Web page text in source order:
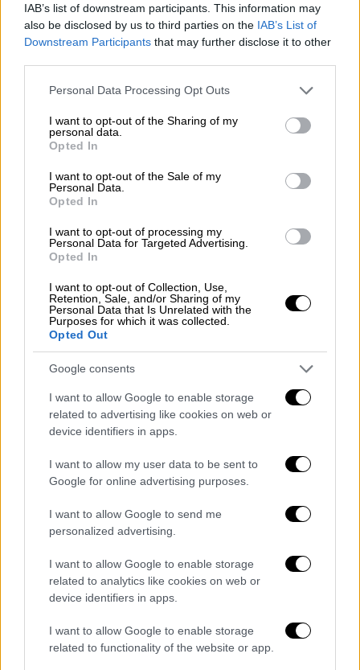
IAB’s list of downstream participants. This information may
also be disclosed by us to third parties on the IAB’s List of
Downstream Participants that may further disclose it to other
Please note that this website/app uses one or more Google
not limited to your visit or usage behaviour. You may click to
grant or deny consent to Google and its third-party tags to
use your data for below specified purposes in below Google
consent section.
Personal Data Processing Opt Outs
I want to opt-out of the Sharing of my
personal data.
Opted In
I want to opt-out of the Sale of my
Personal Data.
Opted In
I want to opt-out of processing my
Personal Data for Targeted Advertising.
Opted In
I want to opt-out of Collection, Use,
Retention, Sale, and/or Sharing of my
Personal Data that Is Unrelated with the
Purposes for which it was collected.
Opted Out
Google consents
I want to allow Google to enable storage
related to advertising like cookies on web or
device identifiers in apps.
I want to allow my user data to be sent to
Google for online advertising purposes.
I want to allow Google to send me
personalized advertising.
I want to allow Google to enable storage
related to analytics like cookies on web or
device identifiers in apps.
I want to allow Google to enable storage
related to functionality of the website or app.
Το πρόβλημα με τους χυμούς – Γιατί
είναι καλύτερο να καταναλώνετε
ολόκληρα φρούτα και λαχανικά
Το
μεγαλύτερο ζήτημα με τους χυμούς είναι
που αφαιρείται και χάνεται κατά τη
διαδικασία του στυψίματος. Κάποιες, λίγες
διαλυτές ίνες θα παραμείνουν, αλλά η
πλειονότητα των αδιάλυτων ινών
αφαιρείται. Ωστόσο, σε πάρα πολλές